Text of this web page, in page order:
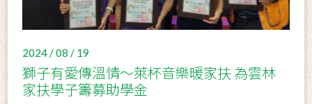
2024 / 08 / 19
獅子有愛傳溫情～萊杯音樂暖家扶 為雲林
家扶學子籌募助學金